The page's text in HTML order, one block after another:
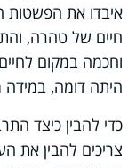
איבדו את הפשטות
חיים של טהרה,
וחכמה במקום
היתה דומה, במידה
כדי להבין כיצד
צריכים להבין את